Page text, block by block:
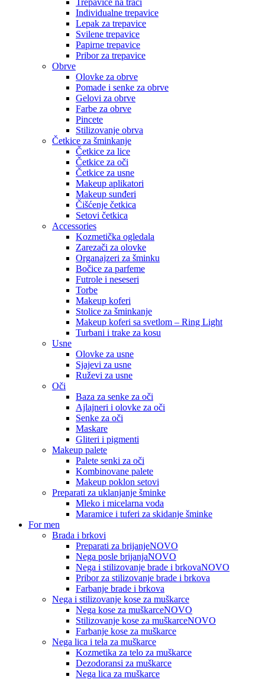
Trepavice na traci
Individualne trepavice
Lepak za trepavice
Svilene trepavice
Papirne trepavice
Pribor za trepavice
Obrve
Olovke za obrve
Pomade i senke za obrve
Gelovi za obrve
Farbe za obrve
Pincete
Stilizovanje obrva
Četkice za šminkanje
Četkice za lice
Četkice za oči
Četkice za usne
Makeup aplikatori
Makeup sunđeri
Čišćenje četkica
Setovi četkica
Accessories
Kozmetička ogledala
Zarezači za olovke
Organajzeri za šminku
Bočice za parfeme
Futrole i neseseri
Torbe
Makeup koferi
Stolice za šminkanje
Makeup koferi sa svetlom – Ring Light
Turbani i trake za kosu
Usne
Olovke za usne
Sjajevi za usne
Ruževi za usne
Oči
Baza za senke za oči
Ajlajneri i olovke za oči
Senke za oči
Maskare
Gliteri i pigmenti
Makeup palete
Palete senki za oči
Kombinovane palete
Makeup poklon setovi
Preparati za uklanjanje šminke
Mleko i micelarna voda
Maramice i tuferi za skidanje šminke
For men
Brada i brkovi
Preparati za brijanjeNOVO
Nega posle brijanjaNOVO
Nega i stilizovanje brade i brkovaNOVO
Pribor za stilizovanje brade i brkova
Farbanje brade i brkova
Nega i stilizovanje kose za muškarce
Nega kose za muškarceNOVO
Stilizovanje kose za muškarceNOVO
Farbanje kose za muškarce
Nega lica i tela za muškarce
Kozmetika za telo za muškarce
Dezodoransi za muškarce
Nega lica za muškarce